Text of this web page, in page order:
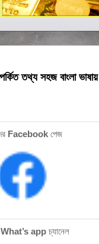
তথ্য সহজ বাংলা
Facebook পেজ
What’s app চ্যানেল